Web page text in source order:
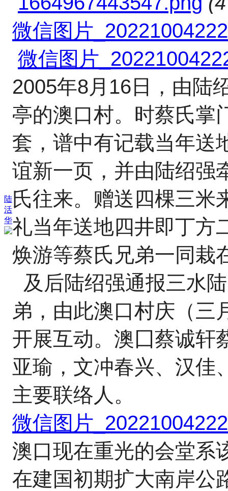
陆
活
华
微信图片
微信图片
2005年8月16日，由陆
亭的澳口村。时蔡氏掌
套，谱中有记载当年送
谊新一页，并由陆绍强
氏往来。赠送四棵三米
礼当年送地四井即丁方
焕游等蔡氏兄弟一同栽
及后陆绍强通报三水
弟，由此澳口村庆（三
开展互动。澳囗蔡诚轩
亚瑜，文冲春兴、汉佳
主要联络人。
微信图片
澳口现在重光的会堂系
在建国初期扩大南岸公